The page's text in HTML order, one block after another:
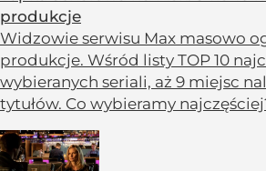
produkcje
Widzowie serwisu Max masowo
produkcje. Wśród listy TOP 10
wybieranych seriali, aż 9 miejsc
tytułów. Co wybieramy